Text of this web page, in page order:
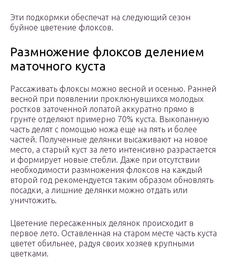
Эти подкормки обеспечат на следующий сезон
буйное цветение флоксов.
Размножение флоксов делением
маточного куста
Рассаживать флоксы можно весной и осенью. Ранней
весной при появлении проклюнувшихся молодых
ростков заточенной лопатой аккуратно прямо в
грунте отделяют примерно 70% куста. Выкопанную
часть делят с помощью ножа еще на пять и более
частей. Полученные делянки высаживают на новое
место, а старый куст за лето интенсивно разрастается
и формирует новые стебли. Даже при отсутствии
необходимости размножения флоксов на каждый
второй год рекомендуется таким образом обновлять
посадки, а лишние делянки можно отдать или
уничтожить.
Цветение пересаженных делянок происходит в
первое лето. Оставленная на старом месте часть куста
цветет обильнее, радуя своих хозяев крупными
цветками.